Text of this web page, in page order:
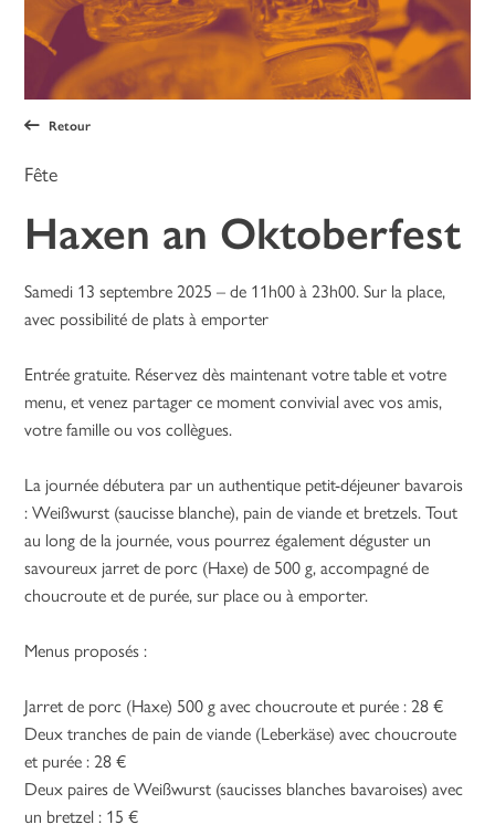
Retour
Fête
Haxen an Oktoberfest
Samedi 13 septembre 2025 – de 11h00 à 23h00. Sur la place,
avec possibilité de plats à emporter
Entrée gratuite. Réservez dès maintenant votre table et votre
menu, et venez partager ce moment convivial avec vos amis,
votre famille ou vos collègues.
La journée débutera par un authentique petit-déjeuner bavarois
: Weißwurst (saucisse blanche), pain de viande et bretzels. Tout
au long de la journée, vous pourrez également déguster un
savoureux jarret de porc (Haxe) de 500 g, accompagné de
choucroute et de purée, sur place ou à emporter.
Menus proposés :
Jarret de porc (Haxe) 500 g avec choucroute et purée : 28 €
Deux tranches de pain de viande (Leberkäse) avec choucroute
et purée : 28 €
Deux paires de Weißwurst (saucisses blanches bavaroises) avec
un bretzel : 15 €